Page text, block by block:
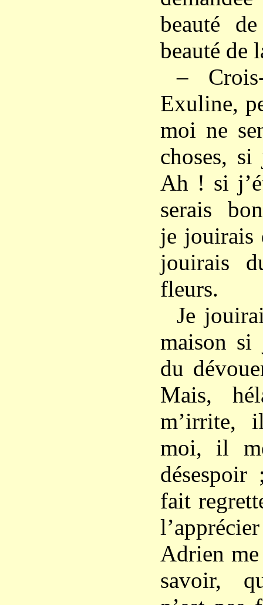
beauté
beauté de
–
Exuline,
moi ne
choses, si
Ah ! si
serais
je jouirais
jouirais
fleurs.
Je
maison
du
Mais,
m’irrite,
moi, il
fait
Adrien
savoir,